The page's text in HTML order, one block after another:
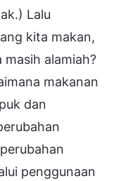
Lalu
kita makan,
alamiah?
makanan
dan
penggunaan